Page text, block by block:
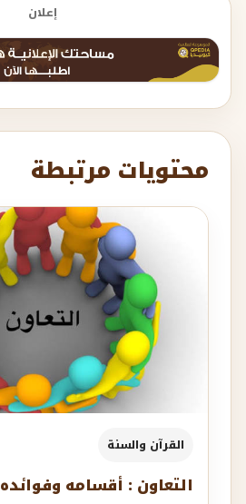
إعلان
محتويات مرتبطة
القرآن والسنة
التعاون : أقسامه وفوائده